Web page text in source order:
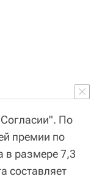
По
премии по
в размере 7,3
составляет